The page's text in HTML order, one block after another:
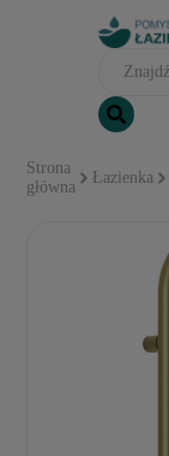
Strona
główna
Łazienka